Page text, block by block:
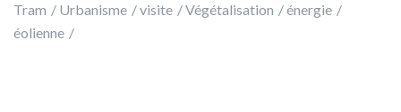
Tram
Urbanisme visite Végétalisation
énergie
éolienne